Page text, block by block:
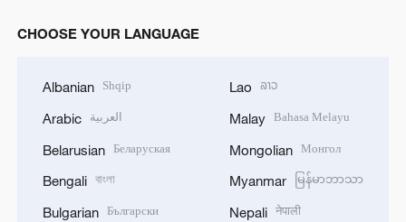
CHOOSE YOUR LANGUAGE
Albanian Shqip
Arabic العربية
Belarusian Беларуская
Bengali বাংলা
Bulgarian Български
Lao ລາວ
Malay Bahasa Melayu
Mongolian Монгол
Myanmar မြန်မာဘာသာ
Nepali नेपाली